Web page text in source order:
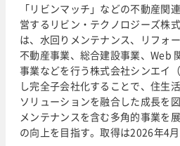
「リビンマッチ」などの不動産関
営するリビン・テクノロジーズ株
は、水回りメンテナンス、リフォ
不動産事業、総合建設事業、Web
事業などを行う株式会社シンエイ
し完全子会社化することで、住生
ソリューションを融合した成長を
メンテナンスを含む多角的事業を
の向上を目指す。取得は2026年4月